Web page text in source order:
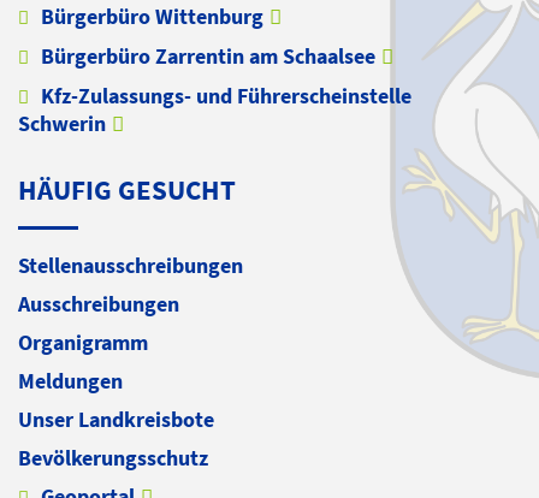
Bürgerbüro Wittenburg
Bürgerbüro Zarrentin am Schaalsee
Kfz-Zulassungs- und Führerscheinstelle
Schwerin
HÄUFIG GESUCHT
Stellenausschreibungen
Ausschreibungen
Organigramm
Meldungen
Unser Landkreisbote
Bevölkerungsschutz